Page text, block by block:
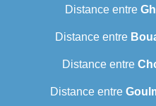
Distance entre
Distance entre
Distance entre
Distance entre